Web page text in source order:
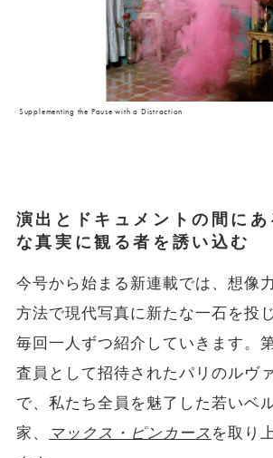
Supplementing the Pause with a Distraction
演出とドキュメントの間にあ
な真実に観る者を誘い込む
今号から始まる新連載では、想像
方法で現代写真に新たな一石を投
毎回一人ずつ紹介していきます。
査員として招待されたパリのルヴ
で、私たち全員を魅了した若いベ
家、
マックス・ピンカース を取り